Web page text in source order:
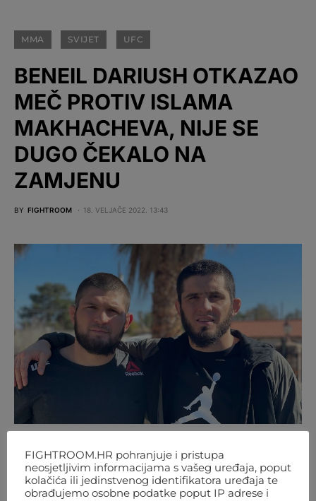
MMA SVIJET UFC
BENEIL DARIUSH OTKAZAO
MEČ PROTIV ISLAMA
MAKHACHEVA, NIJE SE
DUGO ČEKALO NA
ZAMJENU
BY FIGHTROOM 18. VELJAČE 2022. 13:43
Borba izmeđuBeneila Darisuha(32, 21-4-1) i
FIGHTROOM.HR pohranjuje i pristupa
neosjetljivim informacijama s vašeg uređaja, poput
kolačića ili jedinstvenog identifikatora uređaja te
obrađujemo osobne podatke poput IP adrese i